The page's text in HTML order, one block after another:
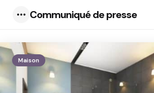
Communiqué de presse
Maison